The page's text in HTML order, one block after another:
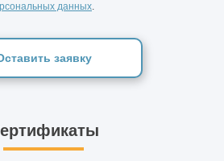
данных.
заявку